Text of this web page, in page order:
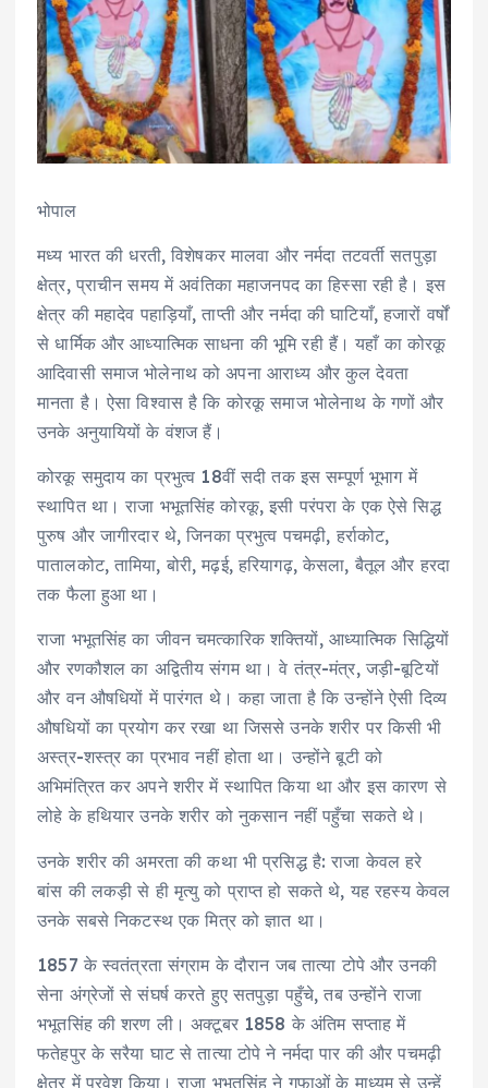
भोपाल
मध्य भारत की धरती, विशेषकर मालवा और नर्मदा तटवर्ती सतपुड़ा
क्षेत्र, प्राचीन समय में अवंतिका महाजनपद का हिस्सा रही है। इस
क्षेत्र की महादेव पहाड़ियाँ, ताप्ती और नर्मदा की घाटियाँ, हजारों वर्षों
से धार्मिक और आध्यात्मिक साधना की भूमि रही हैं। यहाँ का कोरकू
आदिवासी समाज भोलेनाथ को अपना आराध्य और कुल देवता
मानता है। ऐसा विश्वास है कि कोरकू समाज भोलेनाथ के गणों और
उनके अनुयायियों के वंशज हैं।
कोरकू समुदाय का प्रभुत्व 18वीं सदी तक इस सम्पूर्ण भूभाग में
स्थापित था। राजा भभूतसिंह कोरकू, इसी परंपरा के एक ऐसे सिद्ध
पुरुष और जागीरदार थे, जिनका प्रभुत्व पचमढ़ी, हर्राकोट,
पातालकोट, तामिया, बोरी, मढ़ई, हरियागढ़, केसला, बैतूल और हरदा
तक फैला हुआ था।
राजा भभूतसिंह का जीवन चमत्कारिक शक्तियों, आध्यात्मिक सिद्धियों
और रणकौशल का अद्वितीय संगम था। वे तंत्र-मंत्र, जड़ी-बूटियों
और वन औषधियों में पारंगत थे। कहा जाता है कि उन्होंने ऐसी दिव्य
औषधियों का प्रयोग कर रखा था जिससे उनके शरीर पर किसी भी
अस्त्र-शस्त्र का प्रभाव नहीं होता था। उन्होंने बूटी को
अभिमंत्रित कर अपने शरीर में स्थापित किया था और इस कारण से
लोहे के हथियार उनके शरीर को नुकसान नहीं पहुँचा सकते थे।
उनके शरीर की अमरता की कथा भी प्रसिद्ध है: राजा केवल हरे
बांस की लकड़ी से ही मृत्यु को प्राप्त हो सकते थे, यह रहस्य केवल
उनके सबसे निकटस्थ एक मित्र को ज्ञात था।
1857 के स्वतंत्रता संग्राम के दौरान जब तात्या टोपे और उनकी
सेना अंग्रेजों से संघर्ष करते हुए सतपुड़ा पहुँचे, तब उन्होंने राजा
भभूतसिंह की शरण ली। अक्टूबर 1858 के अंतिम सप्ताह में
फतेहपुर के सरैया घाट से तात्या टोपे ने नर्मदा पार की और पचमढ़ी
क्षेत्र में प्रवेश किया। राजा भभूतसिंह ने गुफाओं के माध्यम से उन्हें